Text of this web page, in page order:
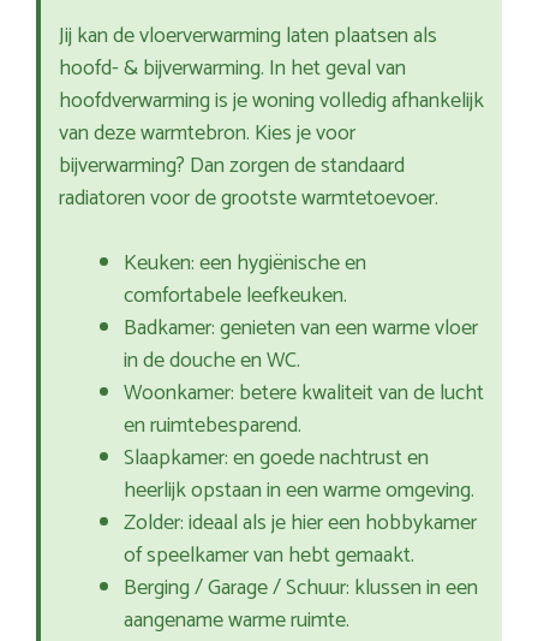
Jij kan de vloerverwarming laten plaatsen als
hoofd- & bijverwarming. In het geval van
hoofdverwarming is je woning volledig afhankelijk
van deze warmtebron. Kies je voor
bijverwarming? Dan zorgen de standaard
radiatoren voor de grootste warmtetoevoer.
Keuken: een hygiënische en
comfortabele leefkeuken.
Badkamer: genieten van een warme vloer
in de douche en WC.
Woonkamer: betere kwaliteit van de lucht
en ruimtebesparend.
Slaapkamer: en goede nachtrust en
heerlijk opstaan in een warme omgeving.
Zolder: ideaal als je hier een hobbykamer
of speelkamer van hebt gemaakt.
Berging / Garage / Schuur: klussen in een
aangename warme ruimte.